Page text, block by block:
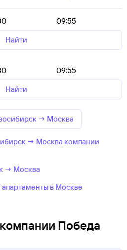
09:55
Найти
09:55
Найти
→ Москва
→ Москва компании
→ Москва
апартаменты в Москве
Победа